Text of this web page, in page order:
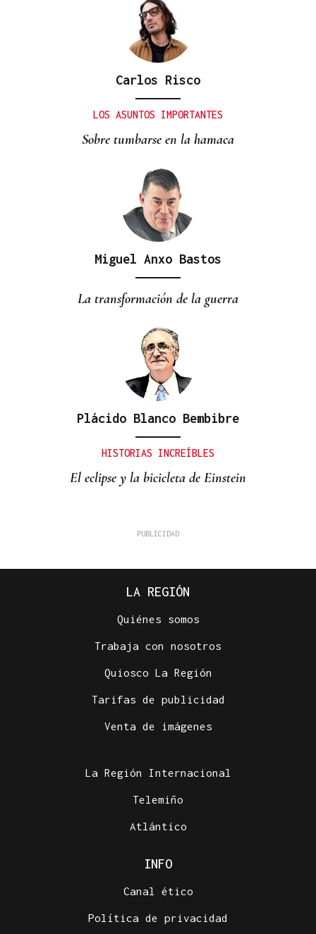
❌ ✅ Encuesta | ¿Crees que las autoridades
protegen los ríos de la provincia?
Carlos Risco
LOS ASUNTOS IMPORTANTES
Sobre tumbarse en la hamaca
Miguel Anxo Bastos
La transformación de la guerra
Plácido Blanco Bembibre
HISTORIAS INCREÍBLES
El eclipse y la bicicleta de Einstein
LA REGIÓN
Quiénes somos
Trabaja con nosotros
Quiosco La Región
Tarifas de publicidad
Venta de imágenes
La Región Internacional
Telemiño
Atlántico
INFO
Canal ético
Política de privacidad